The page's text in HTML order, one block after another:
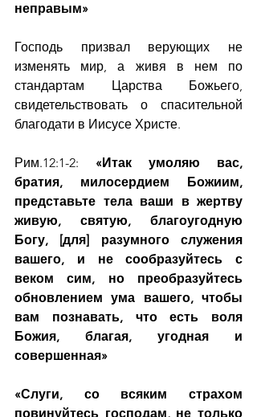
неправым»
Господь призвал верующих не
изменять мир, а живя в нем по
стандартам Царства Божьего,
свидетельствовать о спасительной
благодати в Иисусе Христе.
Рим.12:1-2: «Итак умоляю вас,
братия, милосердием Божиим,
представьте тела ваши в жертву
живую, святую, благоугодную
Богу, [для] разумного служения
вашего, и не сообразуйтесь с
веком сим, но преобразуйтесь
обновлением ума вашего, чтобы
вам познавать, что есть воля
Божия, благая, угодная и
совершенная»
«Слуги, со всяким страхом
повинуйтесь господам, не только